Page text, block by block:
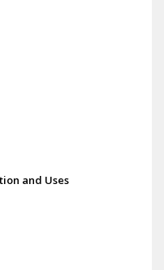
and Uses